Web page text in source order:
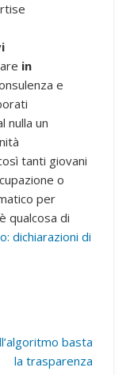
in
e
nulla un
tanti giovani
o
per
qualcosa di
dichiarazioni di
basta
la trasparenza